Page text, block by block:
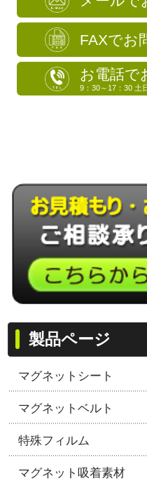
FAXでお
お電話で
9：30～17：30 土
製品ページ
マグネットシート
マグネットベルト
特殊フィルム
マグネット吸着素材